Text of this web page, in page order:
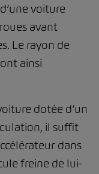
voiture
avant
Le rayon de
ainsi
dotée d’un
il suffit
dans
freine de lui-